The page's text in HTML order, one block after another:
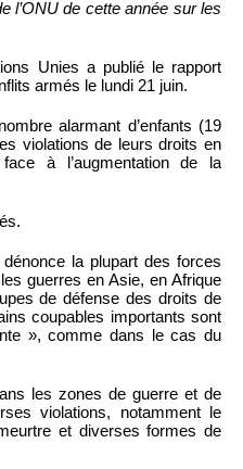
l’ONU de cette année sur les
Unies a publié le rapport
armés le lundi 21 juin.
alarmant d’enfants (19
violations de leurs droits en
à l’augmentation de la
la plupart des forces
guerres en Asie, en Afrique
de défense des droits de
coupables importants sont
», comme dans le cas du
les zones de guerre et de
violations, notamment le
et diverses formes de